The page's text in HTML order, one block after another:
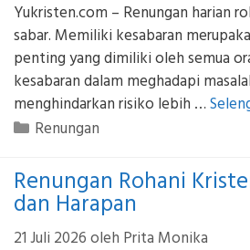
Yukristen.com – Renungan harian
sabar. Memiliki kesabaran
penting yang dimiliki oleh semua
kesabaran dalam meghadapi
menghindarkan risiko lebih …
Kategori
Renungan
Renungan Rohani
dan Harapan
21 Juli 2026oleh Prita Monika